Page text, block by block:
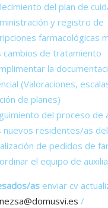
del plan de
y registro de
farmacológicas
cambios de tratamiento
la
(Valoraciones,
de planes)
del proceso de
nuevos residentes/as
de pedidos de
el equipo de
as enviar cv
/